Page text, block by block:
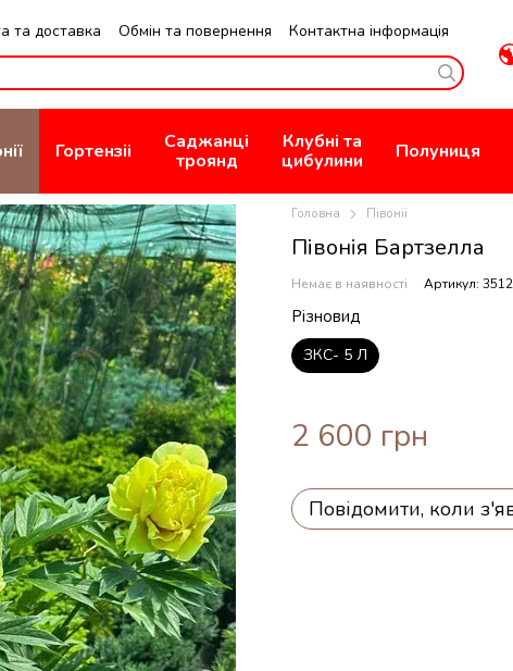
та доставка Обмін та повернення
Контактна інформація
Публична Оферта
Гортензіі
Саджанці
троянд
Клубні та
цибулини
Полуниця
Головна Півонії
Півонія Бартзелла
Немає в наявності Артикул: 3512
Різновид
ЗКС- 5 Л
2 600 грн
Повідомити, коли